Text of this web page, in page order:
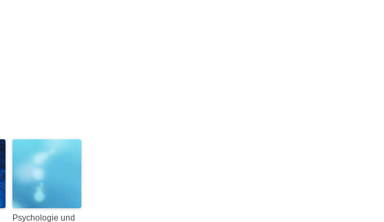
Psychologie und